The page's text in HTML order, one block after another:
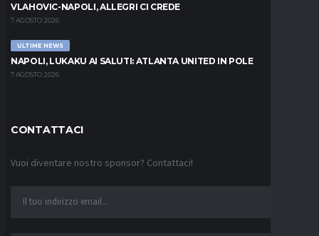
VLAHOVIC-NAPOLI, ALLEGRI CI CREDE
7 AGOSTO 2026
ULTIME NEWS
NAPOLI, LUKAKU AI SALUTI: ATLANTA UNITED IN POLE
7 AGOSTO 2026
CONTATTACI
Vuoi diventare nostro sponsor? Contattaci!